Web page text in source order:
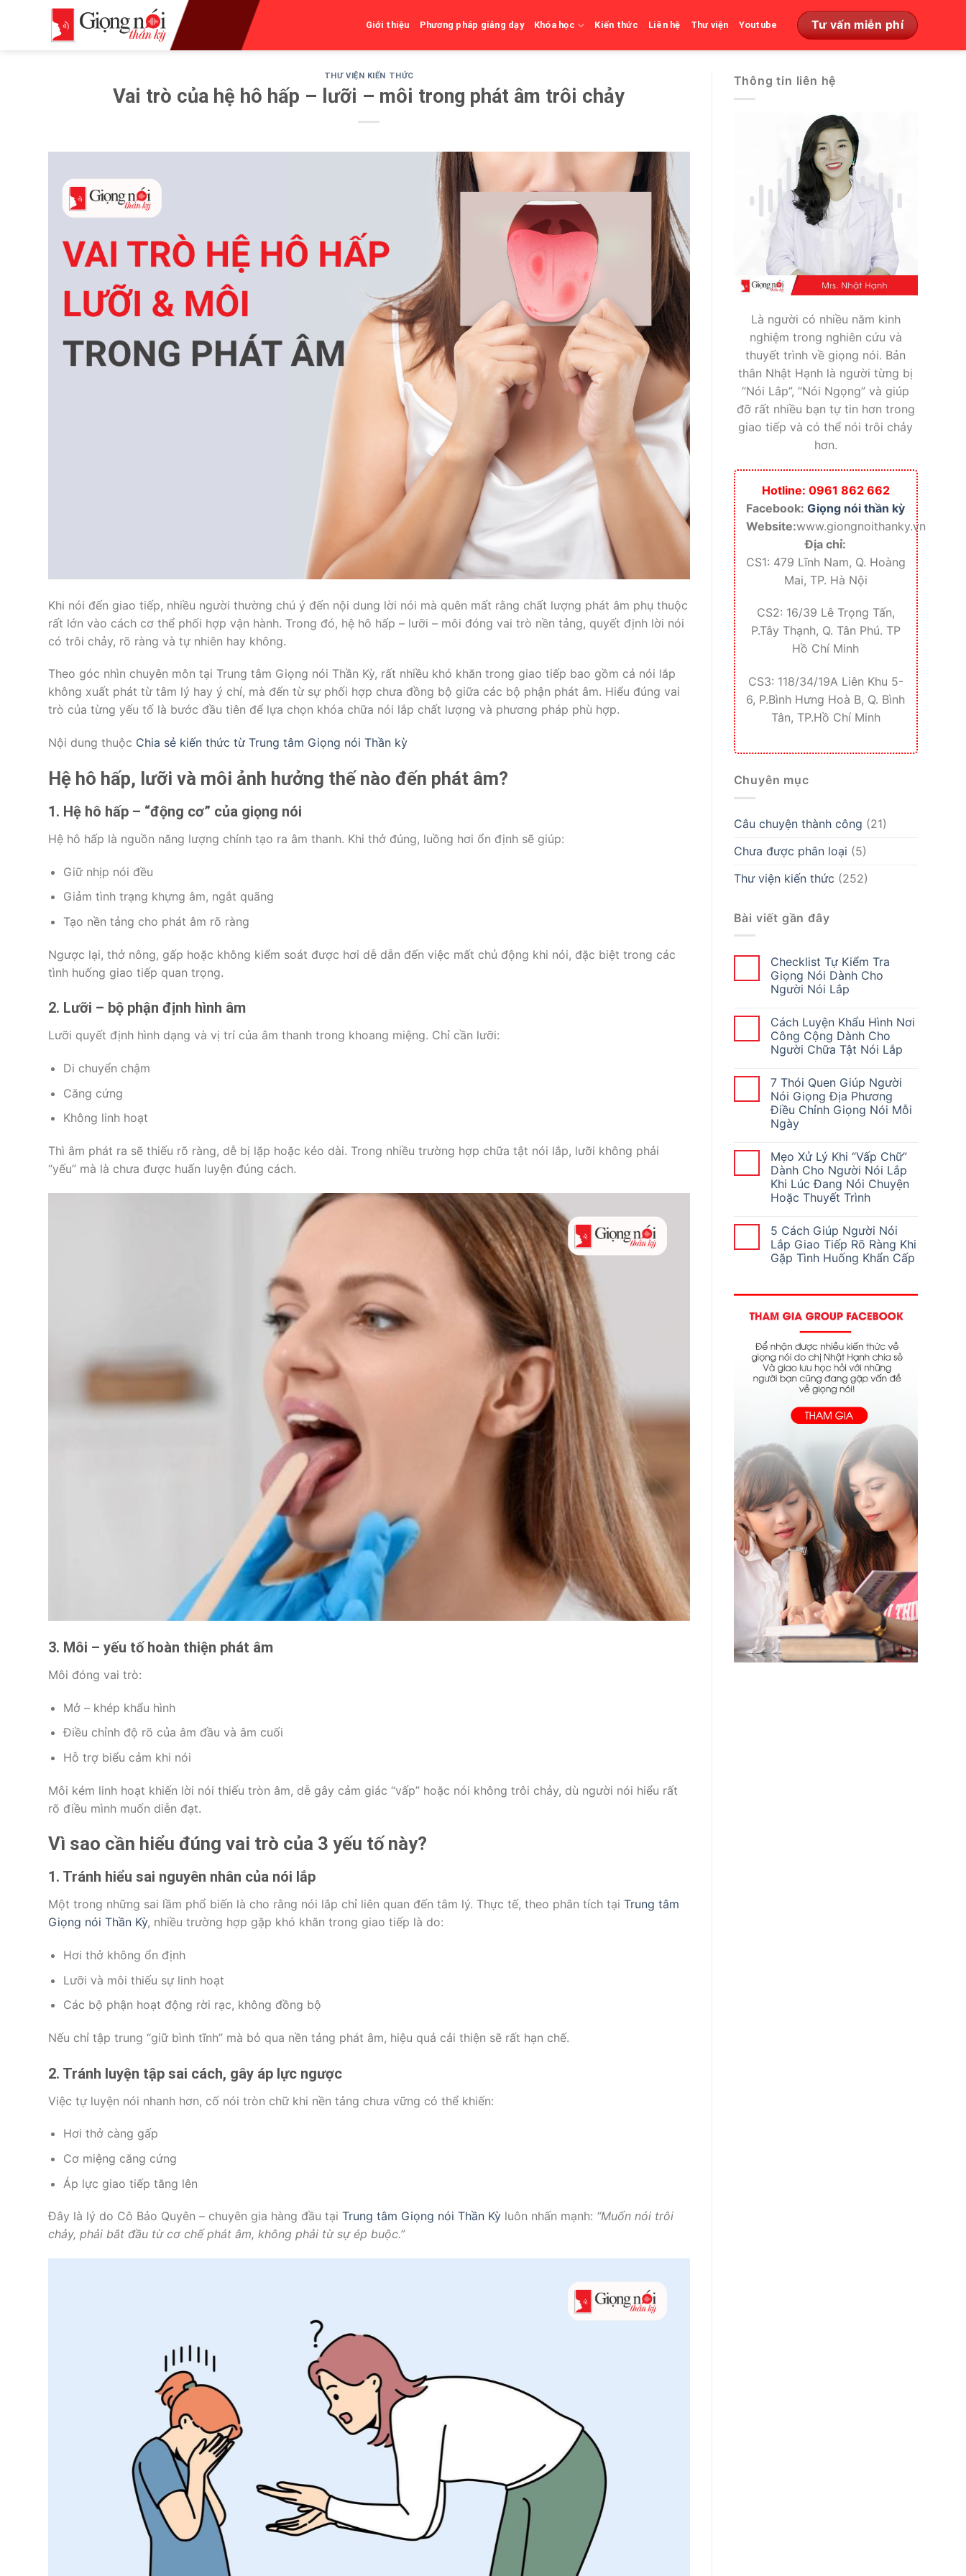
Giới thiệu Phương pháp giảng dạy Khóa học Kiến thức Liên hệ Thư viện Youtube Tư vấn miễn phí
THƯ VIỆN KIẾN THỨC
Vai trò của hệ hô hấp – lưỡi – môi trong phát âm trôi chảy
Khi nói đến giao tiếp, nhiều người thường chú ý đến nội dung lời nói mà quên mất rằng chất lượng phát âm phụ thuộc
rất lớn vào cách cơ thể phối hợp vận hành. Trong đó, hệ hô hấp – lưỡi – môi đóng vai trò nền tảng, quyết định lời nói
có trôi chảy, rõ ràng và tự nhiên hay không.
Theo góc nhìn chuyên môn tại Trung tâm Giọng nói Thần Kỳ, rất nhiều khó khăn trong giao tiếp bao gồm cả nói lắp
không xuất phát từ tâm lý hay ý chí, mà đến từ sự phối hợp chưa đồng bộ giữa các bộ phận phát âm. Hiểu đúng vai
trò của từng yếu tố là bước đầu tiên để lựa chọn khóa chữa nói lắp chất lượng và phương pháp phù hợp.
Nội dung thuộc Chia sẻ kiến thức từ Trung tâm Giọng nói Thần kỳ
Hệ hô hấp, lưỡi và môi ảnh hưởng thế nào đến phát âm?
1. Hệ hô hấp – “động cơ” của giọng nói
Hệ hô hấp là nguồn năng lượng chính tạo ra âm thanh. Khi thở đúng, luồng hơi ổn định sẽ giúp:
Giữ nhịp nói đều
Giảm tình trạng khựng âm, ngắt quãng
Tạo nền tảng cho phát âm rõ ràng
Ngược lại, thở nông, gấp hoặc không kiểm soát được hơi dễ dẫn đến việc mất chủ động khi nói, đặc biệt trong các
tình huống giao tiếp quan trọng.
2. Lưỡi – bộ phận định hình âm
Lưỡi quyết định hình dạng và vị trí của âm thanh trong khoang miệng. Chỉ cần lưỡi:
Di chuyển chậm
Căng cứng
Không linh hoạt
Thì âm phát ra sẽ thiếu rõ ràng, dễ bị lặp hoặc kéo dài. Trong nhiều trường hợp chữa tật nói lắp, lưỡi không phải
“yếu” mà là chưa được huấn luyện đúng cách.
3. Môi – yếu tố hoàn thiện phát âm
Môi đóng vai trò:
Mở – khép khẩu hình
Điều chỉnh độ rõ của âm đầu và âm cuối
Hỗ trợ biểu cảm khi nói
Môi kém linh hoạt khiến lời nói thiếu tròn âm, dễ gây cảm giác “vấp” hoặc nói không trôi chảy, dù người nói hiểu rất
rõ điều mình muốn diễn đạt.
Vì sao cần hiểu đúng vai trò của 3 yếu tố này?
1. Tránh hiểu sai nguyên nhân của nói lắp
Một trong những sai lầm phổ biến là cho rằng nói lắp chỉ liên quan đến tâm lý. Thực tế, theo phân tích tại Trung tâm
Giọng nói Thần Kỳ, nhiều trường hợp gặp khó khăn trong giao tiếp là do:
Hơi thở không ổn định
Lưỡi và môi thiếu sự linh hoạt
Các bộ phận hoạt động rời rạc, không đồng bộ
Nếu chỉ tập trung “giữ bình tĩnh” mà bỏ qua nền tảng phát âm, hiệu quả cải thiện sẽ rất hạn chế.
2. Tránh luyện tập sai cách, gây áp lực ngược
Việc tự luyện nói nhanh hơn, cố nói tròn chữ khi nền tảng chưa vững có thể khiến:
Hơi thở càng gấp
Cơ miệng căng cứng
Áp lực giao tiếp tăng lên
Đây là lý do Cô Bảo Quyên – chuyên gia hàng đầu tại Trung tâm Giọng nói Thần Kỳ luôn nhấn mạnh: “Muốn nói trôi
chảy, phải bắt đầu từ cơ chế phát âm, không phải từ sự ép buộc.”
Thông tin liên hệ
Là người có nhiều năm kinh
nghiệm trong nghiên cứu và
thuyết trình về giọng nói. Bản
thân Nhật Hạnh là người từng bị
“Nói Lắp”, “Nói Ngọng” và giúp
đỡ rất nhiều bạn tự tin hơn trong
giao tiếp và có thể nói trôi chảy
hơn.
Hotline: 0961 862 662
Facebook:Giọng nói thần kỳ
Website:www.giongnoithanky.vn
Địa chỉ:
CS1: 479 Lĩnh Nam, Q. Hoàng
Mai, TP. Hà Nội
CS2: 16/39 Lê Trọng Tấn,
P.Tây Thạnh, Q. Tân Phú. TP
Hồ Chí Minh
CS3: 118/34/19A Liên Khu 5-
6, P.Bình Hưng Hoà B, Q. Bình
Tân, TP.Hồ Chí Minh
Chuyên mục
Câu chuyện thành công (21)
Chưa được phân loại (5)
Thư viện kiến thức (252)
Bài viết gần đây
Checklist Tự Kiểm Tra
Giọng Nói Dành Cho
Người Nói Lắp
Cách Luyện Khẩu Hình Nơi
Công Cộng Dành Cho
Người Chữa Tật Nói Lắp
7 Thói Quen Giúp Người
Nói Giọng Địa Phương
Điều Chỉnh Giọng Nói Mỗi
Ngày
Mẹo Xử Lý Khi “Vấp Chữ”
Dành Cho Người Nói Lắp
Khi Lúc Đang Nói Chuyện
Hoặc Thuyết Trình
5 Cách Giúp Người Nói
Lắp Giao Tiếp Rõ Ràng Khi
Gặp Tình Huống Khẩn Cấp